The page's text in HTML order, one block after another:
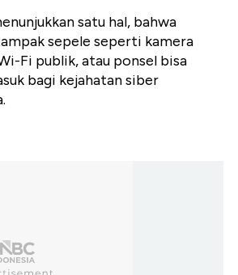
satu hal, bahwa
sepele seperti kamera
Fi publik, atau ponsel bisa
bagi kejahatan siber